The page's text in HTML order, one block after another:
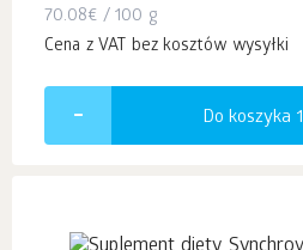
70.08€ / 100 g
Cena z VAT bez kosztów wysyłki
Do koszyka 1